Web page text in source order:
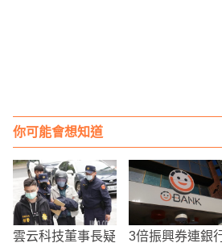
你可能會想知道
雲云科技董事長疑 3倍振興券連銀